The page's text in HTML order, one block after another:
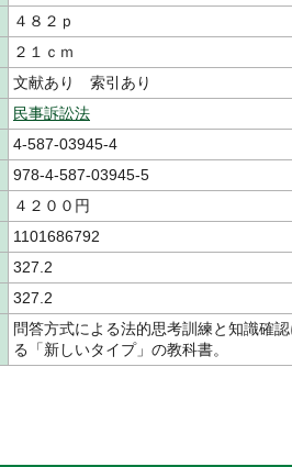
４８２ｐ
２１ｃｍ
文献あり 索引あり
民事訴訟法
4-587-03945-4
978-4-587-03945-5
４２００円
1101686792
327.2
327.2
問答方式による法的思考訓練と知識確
る「新しいタイプ」の教科書。